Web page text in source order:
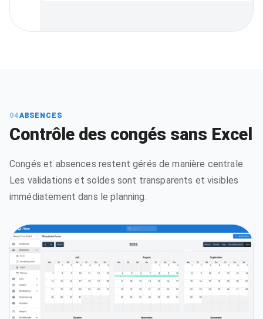
04ABSENCES
Contrôle des congés sans Excel
Congés et absences restent gérés de manière centrale.
Les validations et soldes sont transparents et visibles
immédiatement dans le planning.